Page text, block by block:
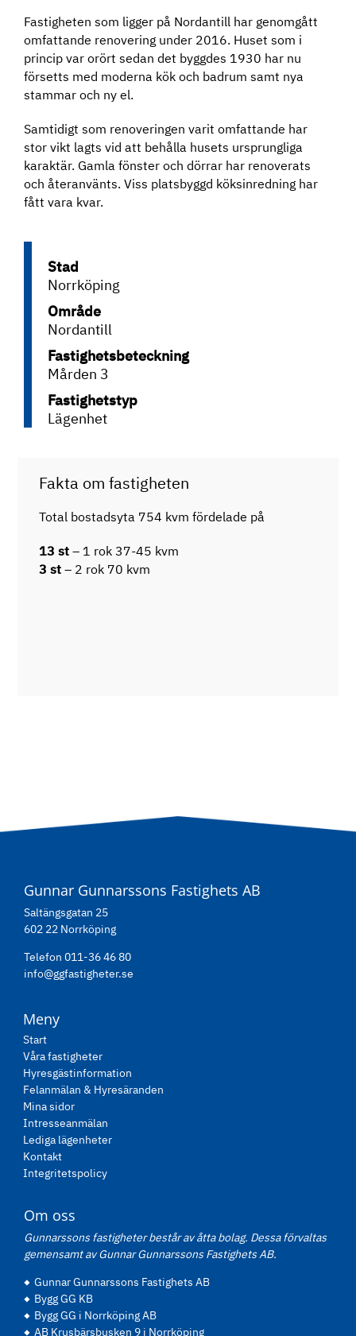
Fastigheten som ligger på Nordantill har genomgått
omfattande renovering under 2016. Huset som i
princip var orört sedan det byggdes 1930 har nu
försetts med moderna kök och badrum samt nya
stammar och ny el.
Samtidigt som renoveringen varit omfattande har
stor vikt lagts vid att behålla husets ursprungliga
karaktär. Gamla fönster och dörrar har renoverats
och återanvänts. Viss platsbyggd köksinredning har
fått vara kvar.
Stad
Norrköping
Område
Nordantill
Fastighetsbeteckning
Mården 3
Fastighetstyp
Lägenhet
Fakta om fastigheten
Total bostadsyta 754 kvm fördelade på
13 st – 1 rok 37-45 kvm
3 st – 2 rok 70 kvm
Gunnar Gunnarssons Fastighets AB
Saltängsgatan 25
602 22 Norrköping
Telefon 011-36 46 80
info@ggfastigheter.se
Meny
Start
Våra fastigheter
Hyresgästinformation
Felanmälan & Hyresäranden
Mina sidor
Intresseanmälan
Lediga lägenheter
Kontakt
Integritetspolicy
Om oss
Gunnarssons fastigheter består av åtta bolag. Dessa förvaltas
gemensamt av Gunnar Gunnarssons Fastighets AB.
Gunnar Gunnarssons Fastighets AB
Bygg GG KB
Bygg GG i Norrköping AB
AB Krusbärsbusken 9 i Norrköping